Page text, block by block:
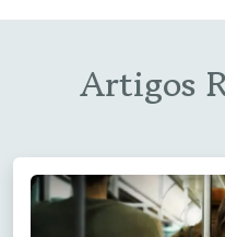
Artigos